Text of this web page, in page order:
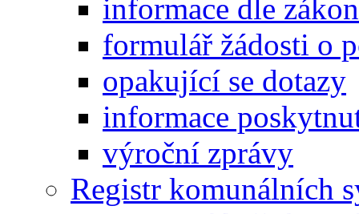
informace dle
formulář žádosti o
opakující se dotazy
informace
výroční zprávy
Registr komunálních